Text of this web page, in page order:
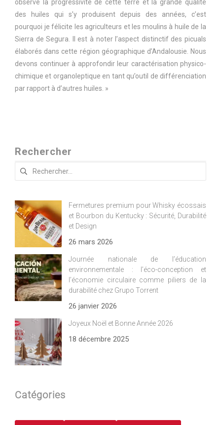
observe la progressivité de cette terre et la grande qualité
des huiles qui s’y produisent depuis des années, c’est
pourquoi je félicite les agriculteurs et les moulins à huile de la
Sierra de Segura. Il est à noter l’aspect distinctif des picuals
élaborés dans cette région géographique d’Andalousie. Nous
devons continuer à approfondir leur caractérisation physico-
chimique et organoleptique en tant qu’outil de différenciation
par rapport à d’autres huiles. »
Rechercher
Rechercher :
Fermetures premium pour Whisky écossais
et Bourbon du Kentucky : Sécurité, Durabilité
et Design
26 mars 2026
Journée nationale de l’éducation
environnementale : l’éco-conception et
l’économie circulaire comme piliers de la
durabilité chez Grupo Torrent
26 janvier 2026
Joyeux Noël et Bonne Année 2026
18 décembre 2025
Catégories